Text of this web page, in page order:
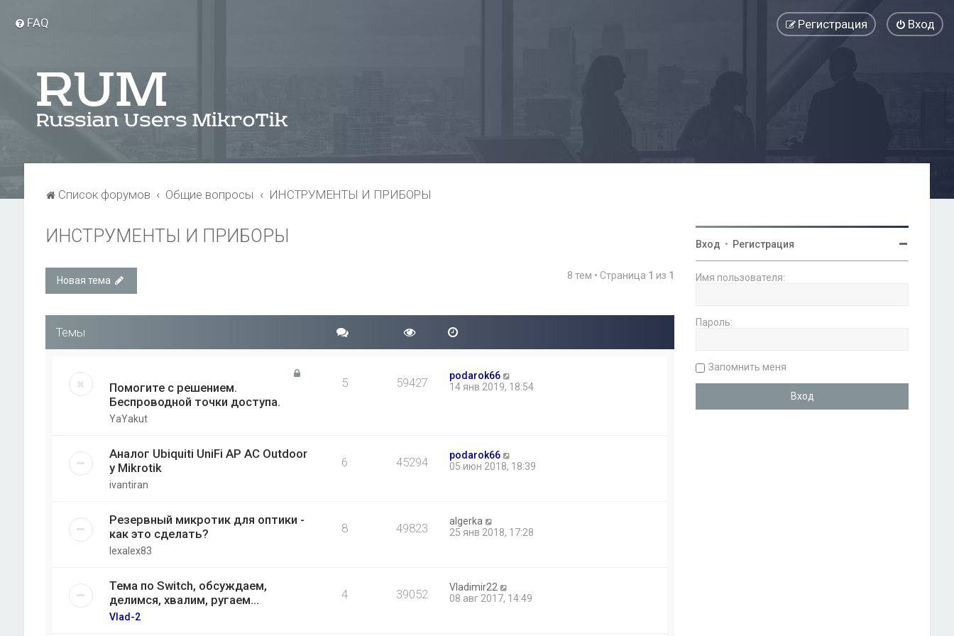
FAQ Вход
Регистрация
Список форумов Общие вопросы ИНСТРУМЕНТЫ И ПРИБОРЫ
ИНСТРУМЕНТЫ И ПРИБОРЫ
Новая тема 8 тем • Страница 1 из 1
Темы
Помогите с решением.
Беспроводной точки доступа.
YaYakut
5 59427
podarok66
14 янв 2019, 18:54
Аналог Ubiquiti UniFi AP AC Outdoor
у Mikrotik
ivantiran
6 45294
podarok66
05 июн 2018, 18:39
Резервный микротик для оптики -
как это сделать?
lexalex83
8 49823
algerka
25 янв 2018, 17:28
Тема по Switch, обсуждаем,
делимся, хвалим, ругаем...
Vlad-2
4 39052
Vladimir22
08 авг 2017, 14:49
Вход • Регистрация
Имя пользователя:
Пароль:
Запомнить меня